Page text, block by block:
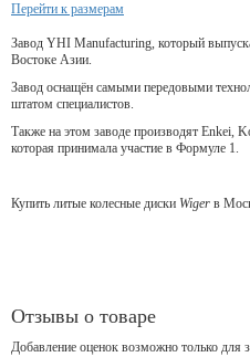
Перейти к размерам
Завод YHI Manufacturing, который
Востоке Азии.
Завод оснащён самыми передовыми
штатом специалистов.
Также на этом заводе производят Enkei,
которая принимала участие в Формуле 1.
Купить литые колесные диски Wiger в
Отзывы о товаре
Добавление оценок возможно только для